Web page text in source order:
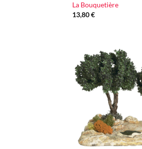
La Bouquetière
13,80€